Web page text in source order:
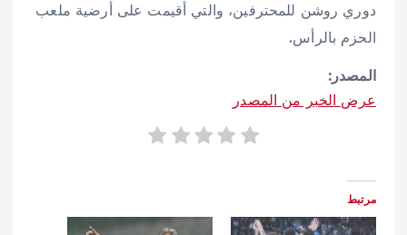
دوري روشن للمحترفين، والتي أقيمت على أرضية ملعب
الحزم بالرأس.
المصدر:
عرض الخبر من المصدر
مرتبط